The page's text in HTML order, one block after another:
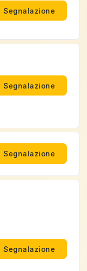
Segnalazione
Segnalazione
Segnalazione
Segnalazione